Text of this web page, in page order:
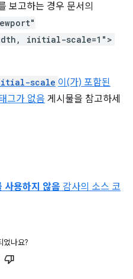
보고하는 경우 문서의
initial-scale=1">
scale 이(가) 포함된
그가 없음 게시물을 참고하세
사용하지 않음 감사의 소스 코
었나요?